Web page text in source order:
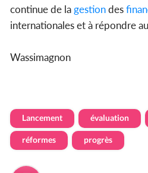
continue de lagestiondes
internationales et à répondre
Wassimagnon
Lancement évaluation
réformes progrès